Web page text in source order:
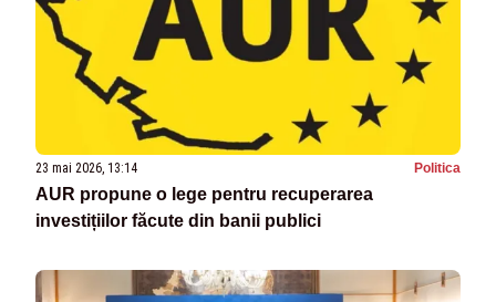
23 mai 2026, 13:14 Politica
AUR propune o lege pentru recuperarea
investițiilor făcute din banii publici